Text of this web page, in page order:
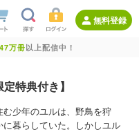
無料登録
万冊以上配信中！
特典付き】
少年のユルは、野鳥を狩
に暮らしていた。しかしユル